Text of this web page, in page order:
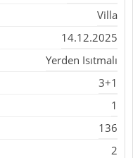
Villa
14.12.2025
Yerden Isıtmalı
3+1
1
136
2